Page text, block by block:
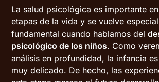
La salud psicológica es importante
etapas de la vida y se vuelve
fundamental cuando hablamos del
psicológico de los niños. Como
análisis en profundidad, la infancia
muy delicado. De hecho, las